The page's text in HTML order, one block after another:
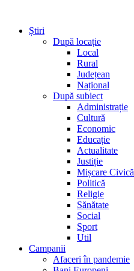
Știri
După locație
Local
Rural
Județean
Național
După subiect
Administrație
Cultură
Economic
Educație
Actualitate
Justiție
Mișcare Civică
Politică
Religie
Sănătate
Social
Sport
Util
Campanii
Afaceri în pandemie